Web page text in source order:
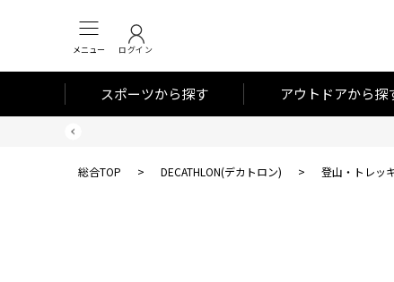
メニュー ログイン
スポーツから探す アウトドアから探
総合TOP > DECATHLON(デカトロン) > 登山・トレッ